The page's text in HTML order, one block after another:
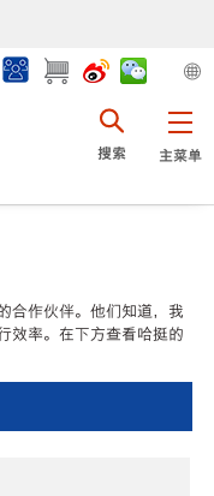
主菜单
搜索
合作伙伴。他们知道，我
效率。在下方查看哈挺的